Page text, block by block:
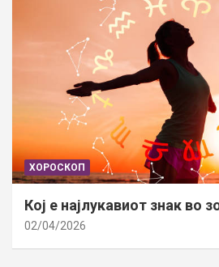
ХОРОСКОП
Кој е најлукавиот знак во
02/04/2026